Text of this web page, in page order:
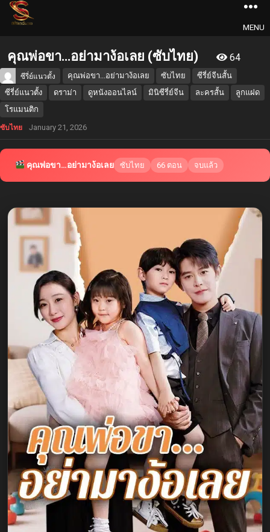
MENU
คุณพ่อขา…อย่ามาง้อเลย (ซับไทย) 64
ซีรี่ย์แนวตั้ง คุณพ่อขา...อย่ามาง้อเลย ซับไทย
ซีรี่ย์จีนสั้น
ซีรี่ย์แนวตั้ง
ดราม่า ดูหนังออนไลน์ มินิซีรี่ย์จีน ละครสั้น
ลูกแฝด
โรแมนติก
ซับไทย January 21, 2026
คุณพ่อขา…อย่ามาง้อเลย ซับไทย 66 ตอน จบแล้ว